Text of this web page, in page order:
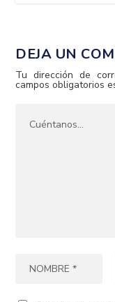
DEJA UN
Tu dirección de
campos obligatorios